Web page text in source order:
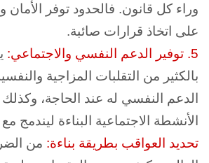
وراء كل قانون. فالحدود توفر الأمان
على اتخاذ قرارات صائبة.
5. توفير الدعم النفسي والاجتماعي:
بالكثير من التقلبات المزاجية
الدعم النفسي له عند الحاجة،
الأنشطة الاجتماعية البناءة ليندمج مع
تحديد العواقب بطريقة بناءة: من